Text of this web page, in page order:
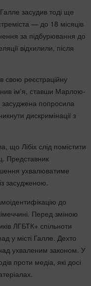
засудив тоді ще
— до 18 місяців
за підбурювання до
відхилили, після
свою реєстраційну
ім'я, ставши Марлою-
засуджена попросила
дискримінації з
що Лібіх слід помістити
Представник
ухвалюватиме
із засудженою.
до
Перед зміною
ЛГБТК+ спільноти
у місті Галле. Дехто
ухваленим законом. У
проти медіа, які досі